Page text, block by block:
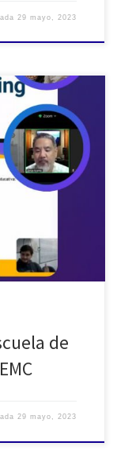
29 mayo, 2023
alumnos de la
fecha realizamos
Argentina para
AES-EMC A lo
de
29 mayo, 2023